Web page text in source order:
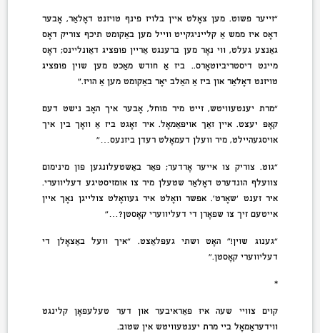
“זייער פּשוט. מען צאָלט איין בלויז פינף טויזנט דאָלאַר, אָבער
דאָס איז ממש אַ קלייניגקייט ווייל מען באַקומט תיכף צוריק דאָס
גאַנצע געלט, ווי נאָר מען ברענגט אַריין פופציג דאַונליינס; דאָס
מיינט דיסטריביוטאָרס.. ביז אַ חודש מאַכט מען שוין פופציג
טויזנט דאָלאַר און ביז אַ האַלב יאָר באַקומט מען אַ הויז.”
“מרת יענטעוויטש, זייט מיר מוחל, אָבער איך האָב נישט דעם
קאָפּ יעצט. איין זאַך אויפאַמאָל. איר זאָגט ביז אַ וואָך בין איך
אויסגעהיילט, מיר וועלן דעמאָלט רעדן ביזנעס…”
“גוט. צוריק צו אייער אָרדער; פאַר באַשטעלונגען פון מינימום
צוועלף הונדערט דאָלאַר שטעלן מיר צו אומזיסטיגע דעליווערי.
איר זענט ‘שאָרט’. אפשר וואָלט איר געוואָלט צולייגן נאָך איין
אייטעם זיך צו שפּאָרן די דעליווערי קאָסטן?…”
“גענוג שוין!” האָט ושתי געפּלאַצט. “איך וועל באַצאָלן די
דעליווערי קאָסטן.”
*
קוים צוויי שעה איז פאַראיבער און דער טעלעפאָן קלינגט
ווידעראַמאָל ביי מרת יענטעוויטש אין שטוב.